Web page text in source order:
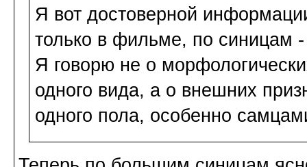
Я вот достоверной
только в фильме, по синицам
Я говорю не о
одного вида, а о внешних
одного пола, особенно